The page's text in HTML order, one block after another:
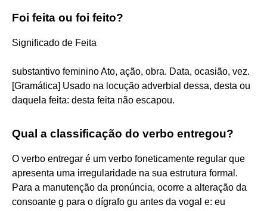
Foi feita ou foi feito?
Significado de Feita
substantivo feminino Ato, ação, obra. Data, ocasião, vez.
[Gramática] Usado na locução adverbial dessa, desta ou
daquela feita: desta feita não escapou.
Qual a classificação do verbo entregou?
O verbo entregar é um verbo foneticamente regular que
apresenta uma irregularidade na sua estrutura formal.
Para a manutenção da pronúncia, ocorre a alteração da
consoante g para o dígrafo gu antes da vogal e: eu